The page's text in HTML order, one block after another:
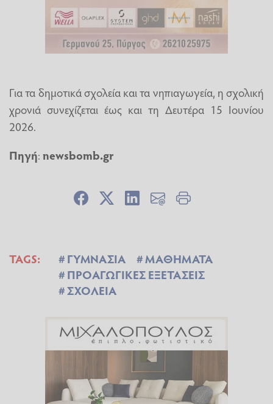
Για τα δημοτικά σχολεία και τα νηπιαγωγεία, η σχολική
χρονιά συνεχίζεται έως και τη Δευτέρα 15 Ιουνίου
2026.
Πηγή:newsbomb.gr
TAGS: ΓΥΜΝΑΣΙΑ
ΜΑΘΗΜΑΤΑ
ΠΡΟΑΓΩΓΙΚΕΣ ΕΞΕΤΑΣΕΙΣ
ΣΧΟΛΕΙΑ